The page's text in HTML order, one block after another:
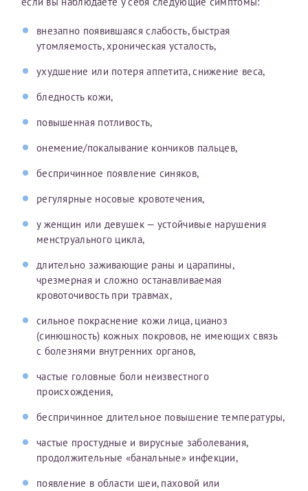
внезапно появившаяся слабость, быстрая
утомляемость, хроническая усталость,
ухудшение или потеря аппетита, снижение веса,
бледность кожи,
повышенная потливость,
онемение/покалывание кончиков пальцев,
беспричинное появление синяков,
регулярные носовые кровотечения,
у женщин или девушек — устойчивые нарушения
менструального цикла,
длительно заживающие раны и царапины,
чрезмерная и сложно останавливаемая
кровоточивость при травмах,
сильное покраснение кожи лица, цианоз
(синюшность) кожных покровов, не имеющих связь
с болезнями внутренних органов,
частые головные боли неизвестного
происхождения,
беспричинное длительное повышение температуры,
частые простудные и вирусные заболевания,
продолжительные «банальные» инфекции,
появление в области шеи, паховой или
2022
2023
Получение справки
Прислать на эл. почту
Направить справку сразу в ИФНС
(упрощенный порядок возврата НДФЛ с 2024 г.)
Телефон*
Электронная почта*
скан 2-3 страниц паспорта пациента и
налогоплательщика* (основной разворот с фотографией,